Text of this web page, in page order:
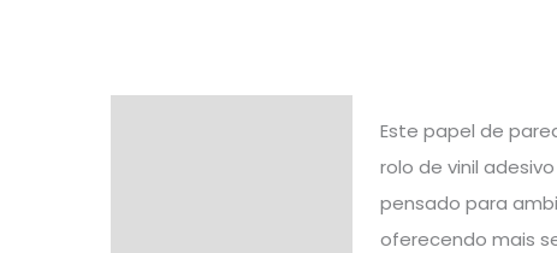
Este papel de
rolo de vinil
pensado para
oferecendo mais